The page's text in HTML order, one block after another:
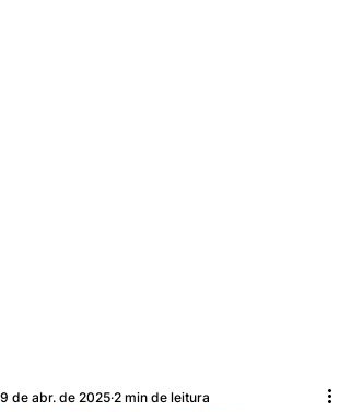
9 de abr. de 2025 2 min de leitura